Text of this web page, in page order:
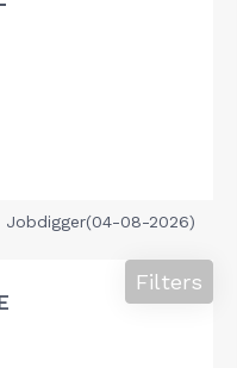
Jobdigger(04-08-2026)
Filters